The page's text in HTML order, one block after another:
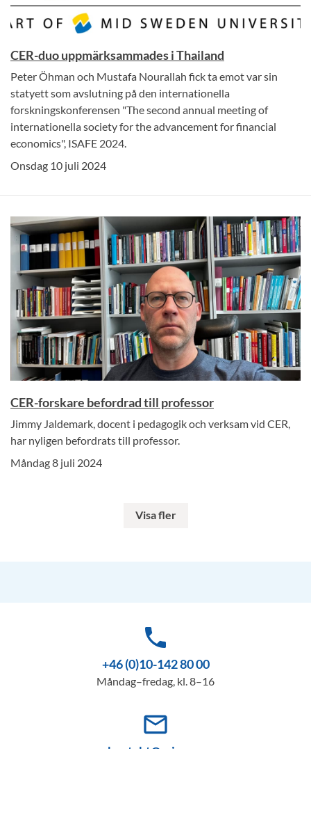
CER-duo uppmärksammades i Thailand
Peter Öhman och Mustafa Nourallah fick ta emot var sin
statyett som avslutning på den internationella
forskningskonferensen "The second annual meeting of
internationella society for the advancement for financial
economics", ISAFE 2024.
Onsdag 10 juli 2024
CER-forskare befordrad till professor
Jimmy Jaldemark, docent i pedagogik och verksam vid CER,
har nyligen befordrats till professor.
Måndag 8 juli 2024
Visa fler
phone
+46 (0)10-142 80 00
Måndag–fredag, kl. 8–16
mail_outline
kontakt@miun.se